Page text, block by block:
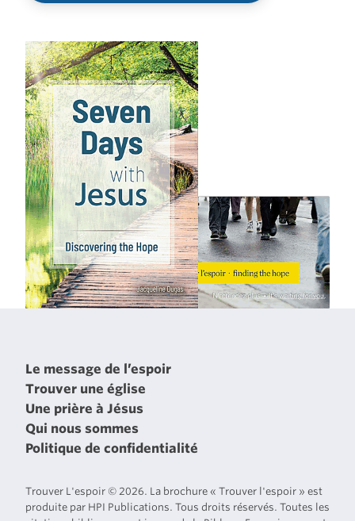
Le message de l’espoir
Trouver une église
Une prière à Jésus
Qui nous sommes
Politique de confidentialité
Trouver L'espoir © 2026. La brochure « Trouver l'espoir » est
produite par HPI Publications. Tous droits réservés. Toutes les